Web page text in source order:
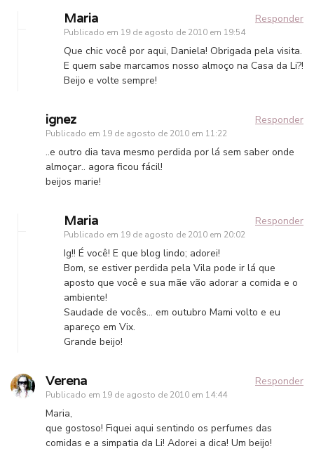
Maria
Publicado em 19 de agosto de 2010 em 19:54
Responder
Que chic você por aqui, Daniela! Obrigada pela visita.
E quem sabe marcamos nosso almoço na Casa da Li?!
Beijo e volte sempre!
ignez
Publicado em 19 de agosto de 2010 em 11:22
Responder
..e outro dia tava mesmo perdida por lá sem saber onde
almoçar.. agora ficou fácil!
beijos marie!
Maria
Publicado em 19 de agosto de 2010 em 20:02
Responder
Ig!! É você! E que blog lindo; adorei!
Bom, se estiver perdida pela Vila pode ir lá que
aposto que você e sua mãe vão adorar a comida e o
ambiente!
Saudade de vocês… em outubro Mami volto e eu
apareço em Vix.
Grande beijo!
Verena
Publicado em 19 de agosto de 2010 em 14:44
Responder
Maria,
que gostoso! Fiquei aqui sentindo os perfumes das
comidas e a simpatia da Li! Adorei a dica! Um beijo!